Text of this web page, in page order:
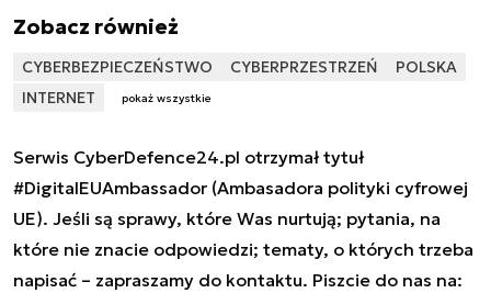
Zobacz również
CYBERBEZPIECZEŃSTWO CYBERPRZESTRZEŃ
POLSKA
INTERNET
pokaż wszystkie
Serwis CyberDefence24.pl otrzymał tytuł
#DigitalEUAmbassador (Ambasadora polityki cyfrowej
UE). Jeśli są sprawy, które Was nurtują; pytania, na
które nie znacie odpowiedzi; tematy, o których trzeba
napisać – zapraszamy do kontaktu. Piszcie do nas na: